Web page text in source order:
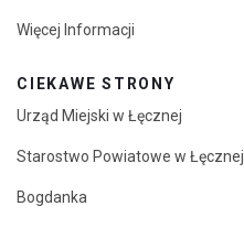
Więcej Informacji
CIEKAWE STRONY
Urząd Miejski w Łęcznej
Starostwo Powiatowe w Łęcznej
Bogdanka